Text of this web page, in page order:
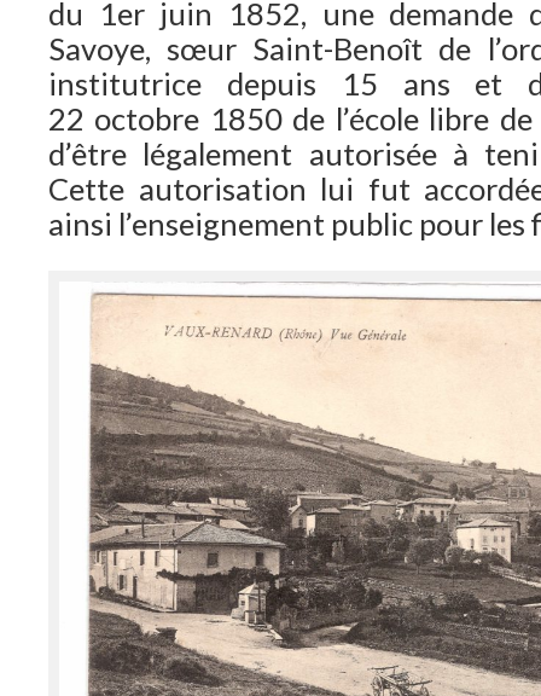
du 1er juin 1852, une demande
Savoye, sœur Saint-Benoît de
institutrice depuis 15 ans et
22 octobre 1850 de l’école libre
d’être légalement autorisée à
Cette autorisation lui fut
ainsi l’enseignement public pour les